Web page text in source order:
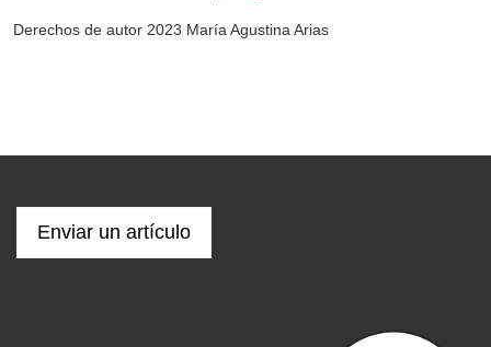
Derechos de autor 2023 María Agustina Arias
Enviar un artículo